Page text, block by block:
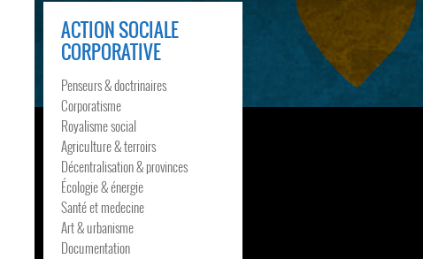
ACTION SOCIALE
CORPORATIVE
Penseurs & doctrinaires
Corporatisme
Royalisme social
Agriculture & terroirs
Décentralisation & provinces
Écologie & énergie
Santé et medecine
Art & urbanisme
Documentation